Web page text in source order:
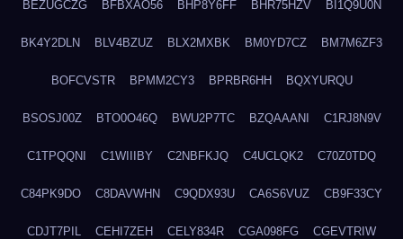
BEZUGCZG BFBXAO56 BHP8Y6FF BHR75HZV BI1Q9U0N
BK4Y2DLN BLV4BZUZ BLX2MXBK BM0YD7CZ BM7M6ZF3
BOFCVSTR BPMM2CY3 BPRBR6HH BQXYURQU
BSOSJ00Z BTO0O46Q BWU2P7TC BZQAAANI C1RJ8N9V
C1TPQQNI C1WIIIBY C2NBFKJQ C4UCLQK2 C70Z0TDQ
C84PK9DO C8DAVWHN C9QDX93U CA6S6VUZ CB9F33CY
CDJT7PIL CEHI7ZEH CELY834R CGA098FG CGEVTRIW